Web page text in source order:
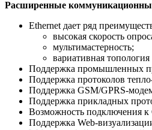
Расширенные
Ethernet дает ряд
высокая скорость
мультимастерность;
вариативная топология
Поддержка промышленных
Поддержка протоколов
Поддержка GSM/GPRS-
Поддержка прикладных
Возможность подключения
Поддержка Web-